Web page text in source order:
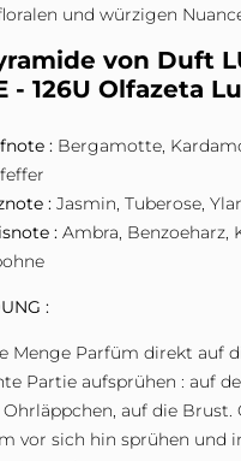
und würzigen
von Duft
- 126U Olfazeta
: Bergamotte,
: Jasmin, Tuberose,
: Ambra, Benzoeharz,
:
Menge Parfüm direkt auf
Partie aufsprühen : auf
auf die Brust.
vor sich hin sprühen und